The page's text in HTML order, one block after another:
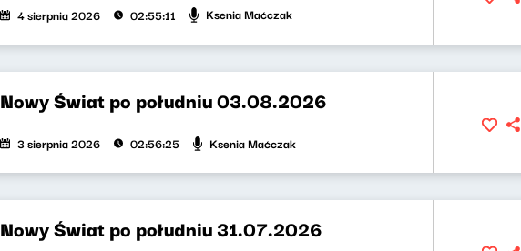
4 sierpnia 2026 02:55:11 Ksenia Maćczak
Nowy Świat po południu 03.08.2026
3 sierpnia 2026 02:56:25 Ksenia Maćczak
Nowy Świat po południu 31.07.2026